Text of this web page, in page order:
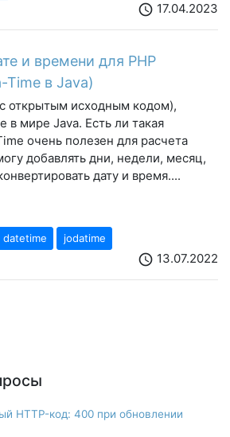
schedule 17.04.2023
и времени для PHP
Time в Java)
открытым исходным кодом),
в мире Java. Есть ли такая
очень полезен для расчета
добавлять дни, недели, месяц,
дату и время....
datetime jodatime
schedule 13.07.2022
HTTP-код: 400 при обновлении